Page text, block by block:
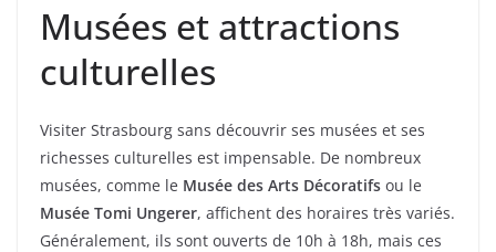
Musées et attractions
culturelles
Visiter Strasbourg sans découvrir ses musées et ses
richesses culturelles est impensable. De nombreux
musées, comme le Musée des Arts Décoratifs ou le
Musée Tomi Ungerer, affichent des horaires très variés.
Généralement, ils sont ouverts de 10h à 18h, mais ces